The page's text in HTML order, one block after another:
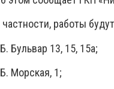
частности, работы
Бульвар 13, 15, 15а;
Морская, 1;